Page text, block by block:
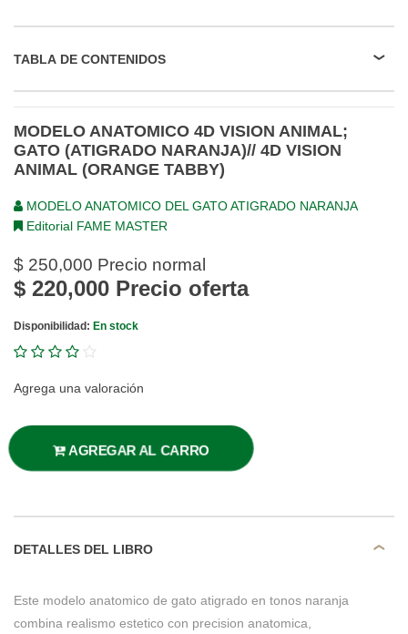
TABLA DE CONTENIDOS
MODELO ANATOMICO 4D VISION ANIMAL;
GATO (ATIGRADO NARANJA)// 4D VISION
ANIMAL (ORANGE TABBY)
MODELO ANATOMICO DEL GATO ATIGRADO NARANJA
Editorial FAME MASTER
$ 250,000 Precio normal
$ 220,000 Precio oferta
Disponibilidad: En stock
Agrega una valoración
AGREGAR AL CARRO
DETALLES DEL LIBRO
Este modelo anatomico de gato atigrado en tonos naranja
combina realismo estetico con precision anatomica,